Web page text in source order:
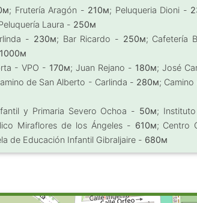
; Frutería Aragón - 210м; Peluqueria Dioni -
Laura - 250м
- 230м; Bar Ricardo - 250м; Cafetería
1000м
- VPO - 170м; Juan Rejano - 180м; José
de San Alberto - Carlinda - 280м;
y Primaria Severo Ochoa - 50м;
Miraflores de los Ángeles - 610м; Centro
de Educación Infantil Gibraljaire - 680м